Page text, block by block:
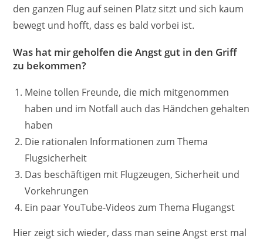
den ganzen Flug auf seinen Platz sitzt und sich kaum
bewegt und hofft, dass es bald vorbei ist.
Was hat mir geholfen die Angst gut in den Griff
zu bekommen?
Meine tollen Freunde, die mich mitgenommen
haben und im Notfall auch das Händchen gehalten
haben
Die rationalen Informationen zum Thema
Flugsicherheit
Das beschäftigen mit Flugzeugen, Sicherheit und
Vorkehrungen
Ein paar YouTube-Videos zum Thema Flugangst
Hier zeigt sich wieder, dass man seine Angst erst mal